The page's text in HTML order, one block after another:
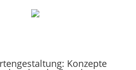
Konzepte